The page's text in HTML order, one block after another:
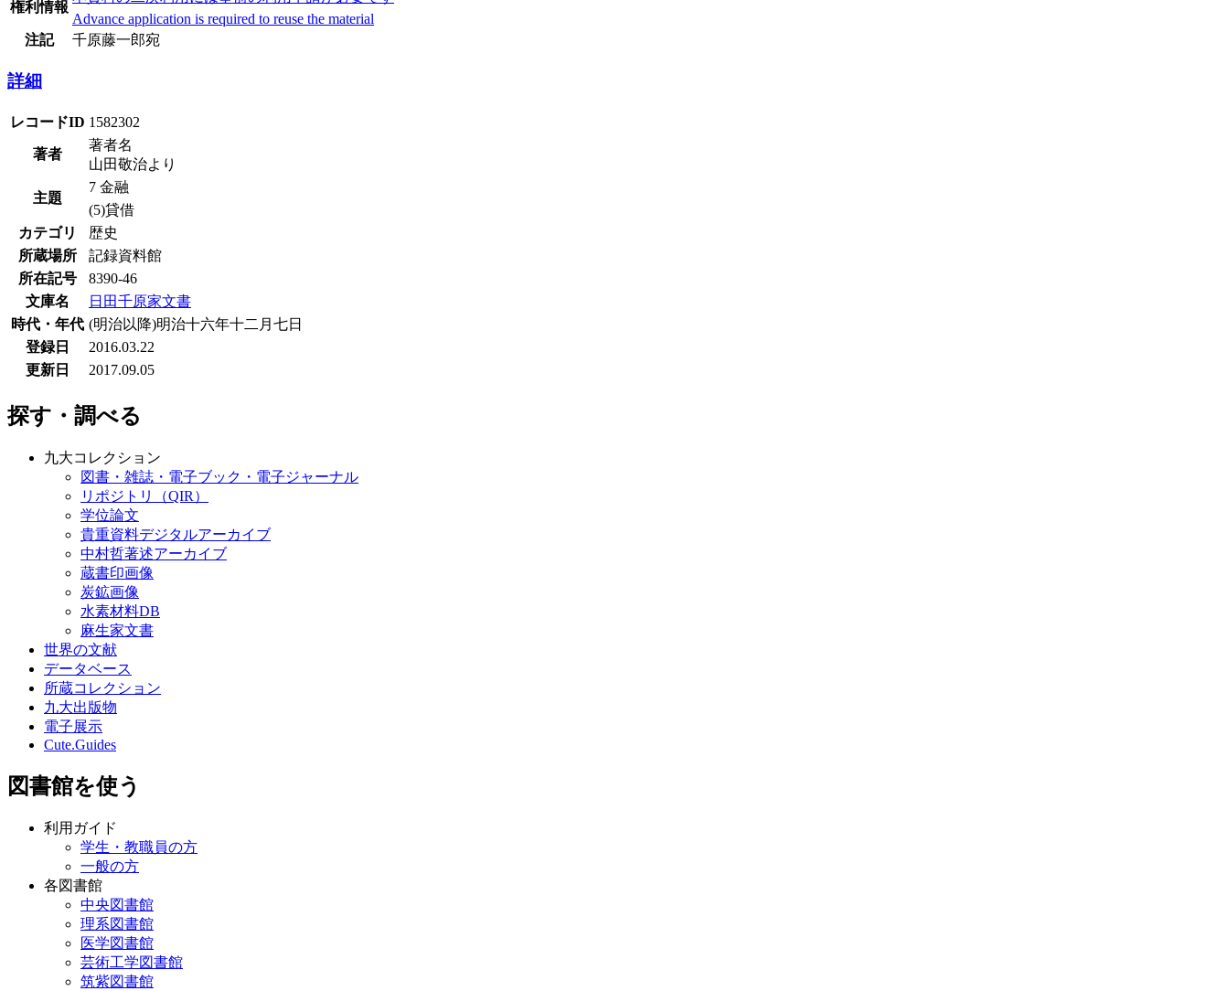
権利情報
Advance application is required to reuse the material
注記
千原藤一郎宛
詳細
レコードID 1582302
著者
著者名
山田敬治より
主題
7 金融
(5)貸借
カテゴリ
歴史
所蔵場所
記録資料館
所在記号
8390-46
文庫名
日田千原家文書
時代・年代 (明治以降)明治十六年十二月七日
登録日
2016.03.22
更新日
2017.09.05
探す・調べる
九大コレクション
図書・雑誌・電子ブック・電子ジャーナル
リポジトリ（QIR）
学位論文
貴重資料デジタルアーカイブ
中村哲著述アーカイブ
蔵書印画像
炭鉱画像
水素材料DB
麻生家文書
世界の文献
データベース
所蔵コレクション
九大出版物
電子展示
Cute.Guides
図書館を使う
利用ガイド
学生・教職員の方
一般の方
各図書館
中央図書館
理系図書館
医学図書館
芸術工学図書館
筑紫図書館